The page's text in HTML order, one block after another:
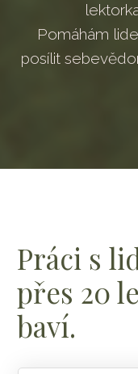
Pomáhám
posílit
Práci s
přes 20
baví.